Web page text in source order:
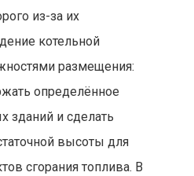
из-за их
котельной
размещения:
определённое
зданий и сделать
высоты для
сгорания топлива. В